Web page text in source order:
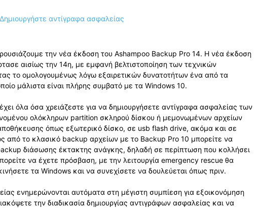
την νέα έκδοση του Ashampoo Backup Pro 14. Η νέα έκδοση
αισίως την 14η, με εμφανή βελτιστοποίηση των τεχνικών
το ομολογουμένως λόγω εξαιρετικών δυνατοτήτων ένα από τα
μάλιστα είναι πλήρης συμβατό με τα Windows 10.
όλα όσα χρειάζεστε για να δημιουργήσετε αντίγραφα ασφαλείας των
ολόκληρων partition σκληρού δίσκου ή μεμονωμένων αρχείων
όπως εξωτερικό δίσκο, σε usb flash drive, ακόμα και σε
από το κλασικό backup αρχείων με το Backup Pro 10 μπορείτε να
διάσωσης έκτακτης ανάγκης, δηλαδή σε περίπτωση που κολλήσει
να έχετε πρόσβαση, με την λειτουργία emergency rescue θα
τα Windows και να συνεχίσετε να δουλεύεται όπως πριν.
ενημερώνονται αυτόματα στη μέγιστη συμπίεση για εξοικονόμηση
την διαδικασία δημιουργίας αντιγράφων ασφαλείας και να